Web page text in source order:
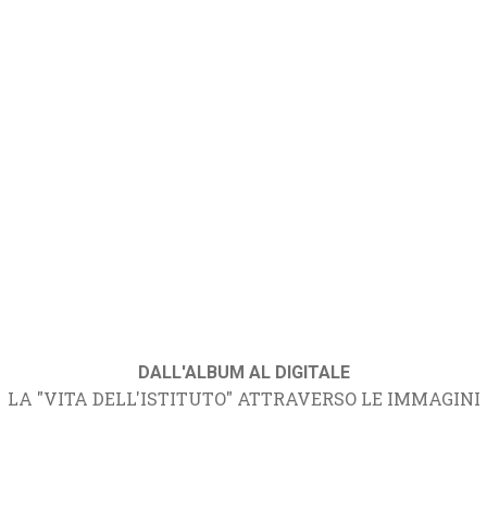
DALL'ALBUM AL DIGITALE
LA "VITA DELL'ISTITUTO" ATTRAVERSO LE IMMAGINI